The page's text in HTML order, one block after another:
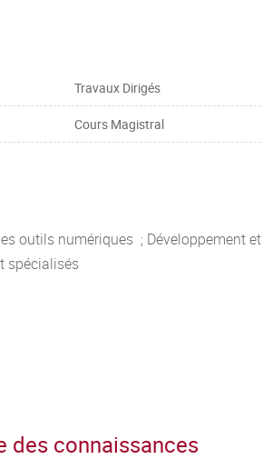
Travaux Dirigés
Cours Magistral
outils numériques ; Développement et
spécialisés
des connaissances